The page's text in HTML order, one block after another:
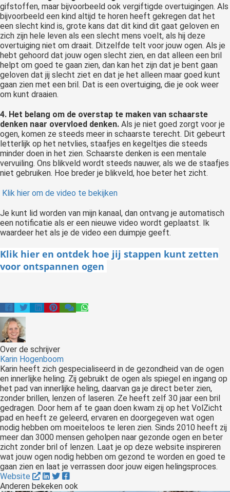
gifstoffen, maar bijvoorbeeld ook vergiftigde overtuigingen. Als
bijvoorbeeld een kind altijd te horen heeft gekregen dat het
een slecht kind is, grote kans dat dit kind dit gaat geloven en
zich zijn hele leven als een slecht mens voelt, als hij deze
overtuiging niet om draait. Ditzelfde telt voor jouw ogen. Als je
hebt gehoord dat jouw ogen slecht zien, en dat alleen een bril
helpt om goed te gaan zien, dan kan het zijn dat je bent gaan
geloven dat jij slecht ziet en dat je het alleen maar goed kunt
gaan zien met een bril. Dat is een overtuiging, die je ook weer
om kunt draaien.
4. Het belang om de overstap te maken van schaarste
denken naar overvloed denken. Als je niet goed zorgt voor je
ogen, komen ze steeds meer in schaarste terecht. Dit gebeurt
letterlijk op het netvlies, staafjes en kegeltjes die steeds
minder doen in het zien. Schaarste denken is een mentale
vervuiling. Ons blikveld wordt steeds nauwer, als we de staafjes
niet gebruiken. Hoe breder je blikveld, hoe beter het zicht.
Klik hier om de video te bekijken
Je kunt lid worden van mijn kanaal, dan ontvang je automatisch
een notificatie als er een nieuwe video wordt geplaatst. Ik
waardeer het als je de video een duimpje geeft.
Klik hier en ontdek hoe jij stappen kunt zetten
voor ontspannen ogen
Over de schrijver
Karin Hogenboom
Karin heeft zich gespecialiseerd in de gezondheid van de ogen
en innerlijke heling. Zij gebruikt de ogen als spiegel en ingang op
het pad van innerlijke heling, daarvan ga je direct beter zien,
zonder brillen, lenzen of laseren. Ze heeft zelf 30 jaar een bril
gedragen. Door hem af te gaan doen kwam zij op het VolZicht
pad en heeft ze geleerd, ervaren en doorgegeven wat ogen
nodig hebben om moeiteloos te leren zien. Sinds 2010 heeft zij
meer dan 3000 mensen geholpen naar gezonde ogen en beter
zicht zonder bril of lenzen. Laat je op deze website inspireren
wat jouw ogen nodig hebben om gezond te worden en goed te
gaan zien en laat je verrassen door jouw eigen helingsproces.
Website
Anderen bekeken ook